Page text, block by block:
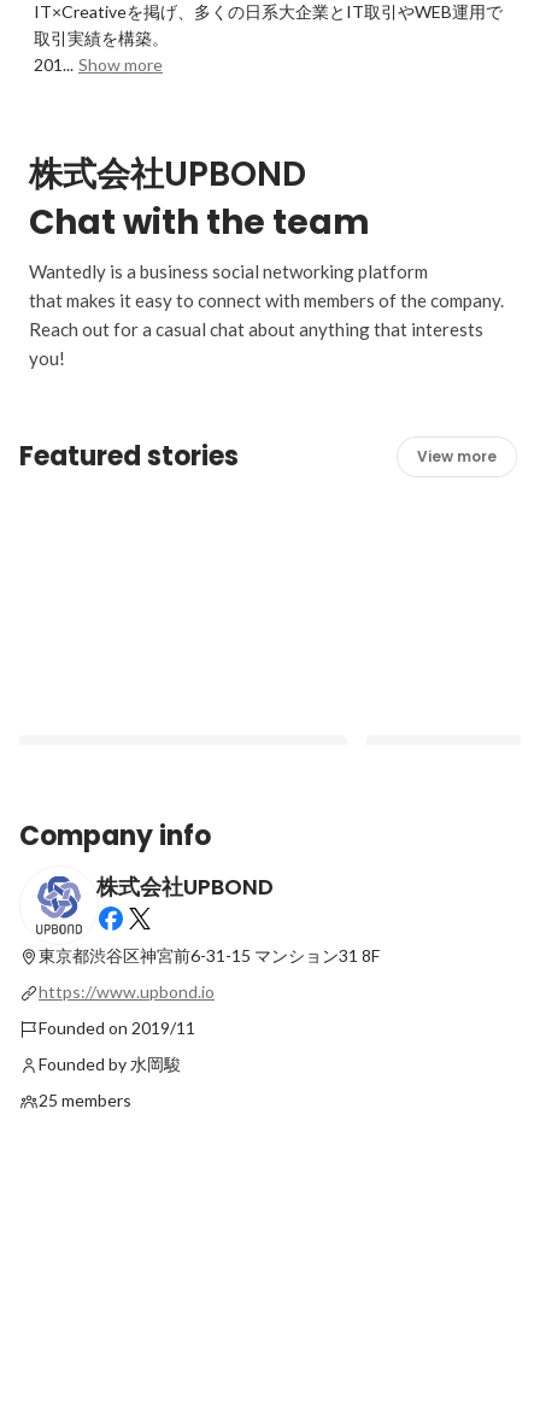
IT×Creativeを掲げ、多くの日系大企業とIT取引やWEB運用で
取引実績を構築。
201... Show more
株式会社UPBOND
Chat with the team
Wantedly is a business social networking platform
that makes it easy to connect with members of the company.
Reach out for a casual chat about anything that interests
you!
Featured stories View more
1億2,000万円の資金調達を完了しました！
Latest
Company info
株式会社UPBOND
東京都渋谷区神宮前6-31-15 マンション31 8F
https://www.upbond.io
Founded on 2019/11
Founded by 水岡駿
25 members